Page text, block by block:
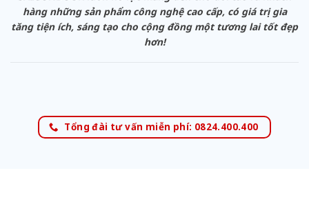
hàng những sản phẩm công nghệ cao cấp, có giá trị gia
tăng tiện ích, sáng tạo cho cộng đồng một tương lai tốt đẹp
hơn!
Tổng đài tư vấn miễn phí: 0824.400.400